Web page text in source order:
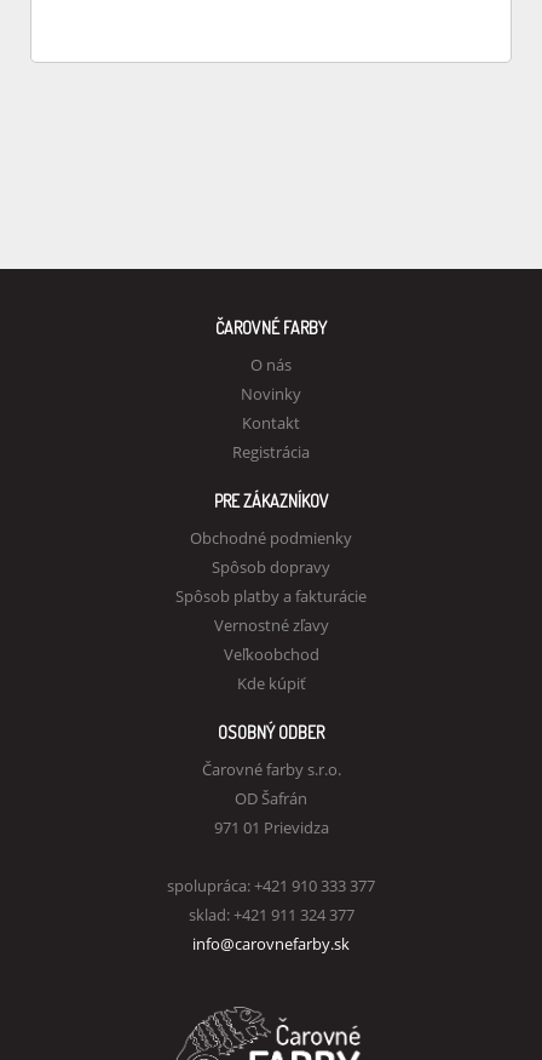
ČAROVNÉ FARBY
O nás
Novinky
Kontakt
Registrácia
PRE ZÁKAZNÍKOV
Obchodné podmienky
Spôsob dopravy
Spôsob platby a fakturácie
Vernostné zľavy
Veľkoobchod
Kde kúpiť
OSOBNÝ ODBER
Čarovné farby s.r.o.
OD Šafrán
971 01 Prievidza
spolupráca: +421 910 333 377
sklad: +421 911 324 377
info@carovnefarby.sk